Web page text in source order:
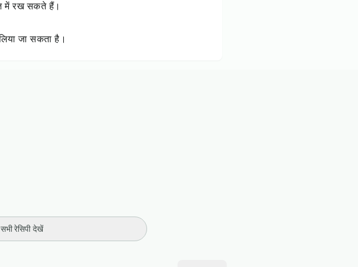
में रख सकते हैं।
जा सकता है।
रेसिपी देखें